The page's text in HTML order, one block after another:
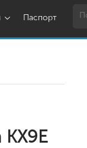
Паспорт